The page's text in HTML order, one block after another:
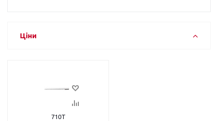
Ціни
710T